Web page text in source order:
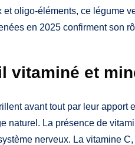
et oligo-éléments, ce légume
en 2025 confirment son
vitaminé et
avant tout par leur
naturel. La présence de
nerveux. La vitamine